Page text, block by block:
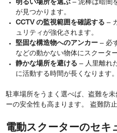
明るい場所を選ぶ – 泥棒は暗闇
が見つかります。
CCTV の監視範囲を確認する –
ュリティが強化されます。
堅固な構造物へのアンカー – 必
などの動かない物体にスクータ
静かな場所を避ける – 人里離れ
に活動する時間が長くなります。
駐車場所をうまく選べば、盗難を
ーの安全性も高まります。 盗難防止
電動スクーターのセキ